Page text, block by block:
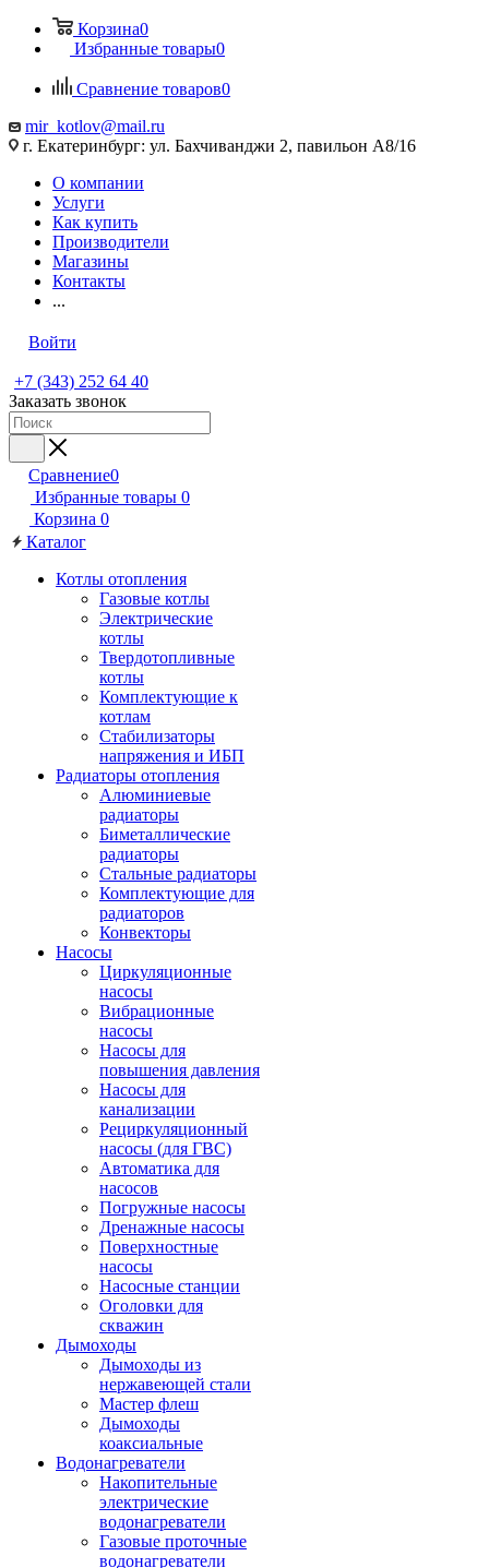
Корзина0
Избранные товары0
Сравнение товаров0
mir_kotlov@mail.ru
г. Екатеринбург: ул. Бахчиванджи 2, павильон А8/16
О компании
Услуги
Как купить
Производители
Магазины
Контакты
...
Войти
+7 (343) 252 64 40
Заказать звонок
Сравнение0
Избранные товары 0
Корзина 0
Каталог
Котлы отопления
Газовые котлы
Электрические
котлы
Твердотопливные
котлы
Комплектующие к
котлам
Стабилизаторы
напряжения и ИБП
Радиаторы отопления
Алюминиевые
радиаторы
Биметаллические
радиаторы
Стальные радиаторы
Комплектующие для
радиаторов
Конвекторы
Насосы
Циркуляционные
насосы
Вибрационные
насосы
Насосы для
повышения давления
Насосы для
канализации
Рециркуляционный
насосы (для ГВС)
Автоматика для
насосов
Погружные насосы
Дренажные насосы
Поверхностные
насосы
Насосные станции
Оголовки для
скважин
Дымоходы
Дымоходы из
нержавеющей стали
Мастер флеш
Дымоходы
коаксиальные
Водонагреватели
Накопительные
электрические
водонагреватели
Газовые проточные
водонагреватели